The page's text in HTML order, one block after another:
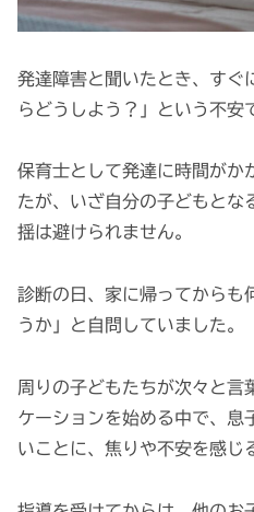
発達障害と聞いたとき、すぐ
らどうしよう？」という不安
保育士として発達に時間がか
たが、いざ自分の子どもとな
揺は避けられません。
診断の日、家に帰ってからも
うか」と自問していました。
周りの子どもたちが次々と言
ケーションを始める中で、息
いことに、焦りや不安を感じ